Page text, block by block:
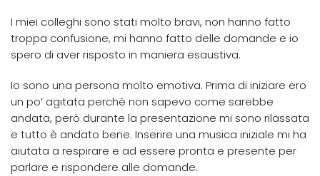
I miei colleghi sono stati molto bravi, non hanno fatto
troppa confusione, mi hanno fatto delle domande e io
spero di aver risposto in maniera esaustiva.
Io sono una persona molto emotiva. Prima di iniziare ero
un po’ agitata perché non sapevo come sarebbe
andata, però durante la presentazione mi sono rilassata
e tutto è andato bene. Inserire una musica iniziale mi ha
aiutata a respirare e ad essere pronta e presente per
parlare e rispondere alle domande.